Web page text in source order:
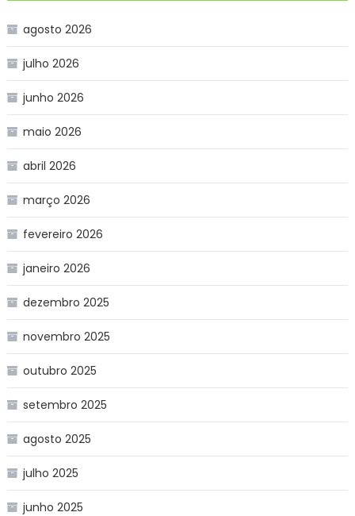
agosto 2026
julho 2026
junho 2026
maio 2026
abril 2026
março 2026
fevereiro 2026
janeiro 2026
dezembro 2025
novembro 2025
outubro 2025
setembro 2025
agosto 2025
julho 2025
junho 2025